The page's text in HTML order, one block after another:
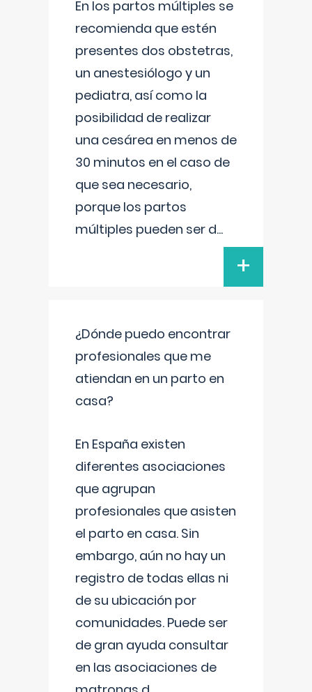
En los partos múltiples se
recomienda que estén
presentes dos obstetras,
un anestesiólogo y un
pediatra, así como la
posibilidad de realizar
una cesárea en menos de
30 minutos en el caso de
que sea necesario,
porque los partos
múltiples pueden ser d...
+
¿Dónde puedo encontrar
profesionales que me
atiendan en un parto en
casa?
En España existen
diferentes asociaciones
que agrupan
profesionales que asisten
el parto en casa. Sin
embargo, aún no hay un
registro de todas ellas ni
de su ubicación por
comunidades. Puede ser
de gran ayuda consultar
en las asociaciones de